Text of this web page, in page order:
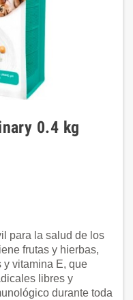
0.4 kg
para la salud de los
frutas y hierbas,
y vitamina E, que
libres y
durante toda